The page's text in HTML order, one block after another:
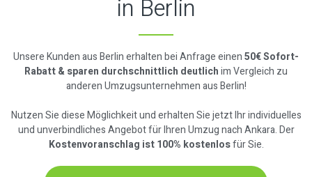
in Berlin
Unsere Kunden aus Berlin erhalten bei Anfrage einen50€ Sofort-
Rabatt & sparen durchschnittlich deutlichim Vergleich zu
anderen Umzugsunternehmen aus Berlin!
Nutzen Sie diese Möglichkeit und erhalten Sie jetzt Ihr individuelles
und unverbindliches Angebot für Ihren Umzug nach Ankara. Der
Kostenvoranschlag ist 100% kostenlosfür Sie.